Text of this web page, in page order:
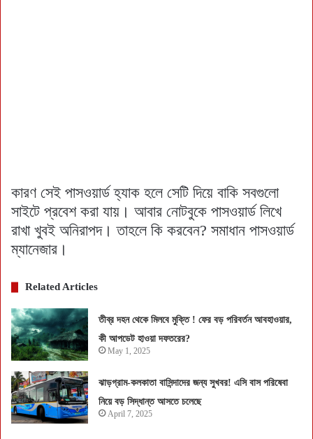
কারণ সেই পাসওয়ার্ড হ্যাক হলে সেটি দিয়ে বাকি সবগুলো
সাইটে প্রবেশ করা যায়। আবার নোটবুকে পাসওয়ার্ড লিখে
রাখা খুবই অনিরাপদ। তাহলে কি করবেন? সমাধান পাসওয়ার্ড
ম্যানেজার।
Related Articles
তীব্র দহন থেকে মিলবে মুক্তি ! ফের বড় পরিবর্তন আবহাওয়ার,
কী আপডেট হাওয়া দফতরের?
May 1, 2025
ঝাড়গ্রাম-কলকাতা বাসিন্দাদের জন্য সুখবর! এসি বাস পরিষেবা
নিয়ে বড় সিদ্ধান্ত আসতে চলেছে
April 7, 2025